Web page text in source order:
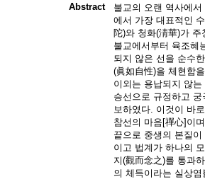
Abstract
불교의 오랜 역사에
에서 가장 대표적인
陀)와 청화(淸華)가
불교에서부터 육조혜
되지 않은 선을 순수
(眞如自性)을 체현함
이외는 용납되지 않
승선으로 규정하고
보하였다. 이것이 바
참선의 마음[禪心]이
끝으로 중생의 본질
이고 법계가 하나의
지(觀而念之)를 통과
의 체득이라는 실상염